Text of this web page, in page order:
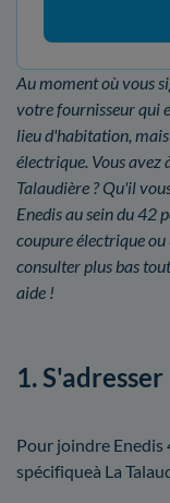
Au moment où vous
votre fournisseur qui
lieu d'habitation,
électrique. Vous avez
Talaudière ? Qu'il
Enedis au sein du 42
coupure électrique
consulter plus bas
aide !
1.
Pour joindre Enedis
spécifiqueà La